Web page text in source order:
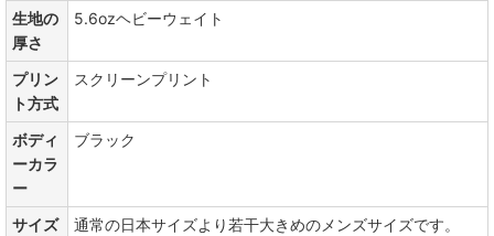
生地の
厚さ
5.6ozヘビーウェイト
プリン
ト方式
スクリーンプリント
ボディ
ーカラ
ー
ブラック
サイズ
通常の日本サイズより若干大きめのメンズサイズです。